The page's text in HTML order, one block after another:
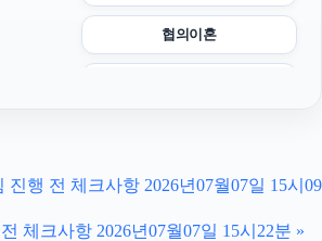
협의이혼
이혼재산분할
김포공항주차대행
행 전 체크사항 2026년07월07일 15시09
체크사항 2026년07월07일 15시22분 »